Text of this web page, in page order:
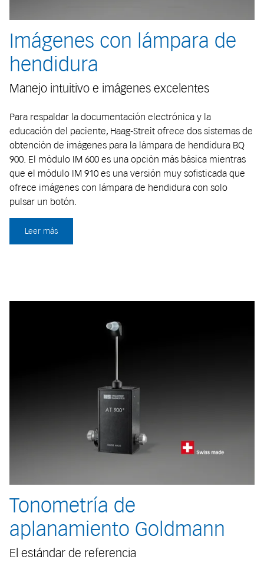
Imágenes con lámpara de
hendidura
Manejo intuitivo e imágenes excelentes
Para respaldar la documentación electrónica y la
educación del paciente, Haag-Streit ofrece dos sistemas de
obtención de imágenes para la lámpara de hendidura BQ
900. El módulo IM 600 es una opción más básica mientras
que el módulo IM 910 es una versión muy sofisticada que
ofrece imágenes con lámpara de hendidura con solo
pulsar un botón.
Leer más
Tonometría de
aplanamiento Goldmann
El estándar de referencia